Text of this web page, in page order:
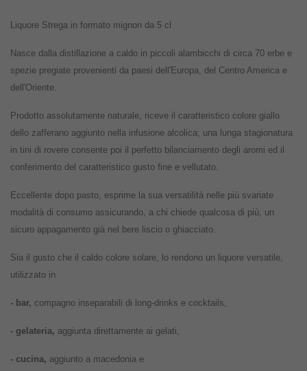
Liquore Strega in formato mignon da 5 cl
Nasce dalla distillazione a caldo in piccoli alambicchi di circa 70 erbe e
spezie pregiate provenienti da paesi dell'Europa, del Centro America e
dell'Oriente.
Prodotto assolutamente naturale, riceve il caratteristico colore giallo
dello zafferano aggiunto nella infusione alcolica; una lunga stagionatura
in tini di rovere consente poi il perfetto bilanciamento degli aromi ed il
conferimento del caratteristico gusto fine e vellutato.
Eccellente dopo pasto, esprime la sua versatilità nelle più svariate
modalità di consumo assicurando, a chi chiede qualcosa di più, un
sicuro appagamento già nel bere liscio o ghiacciato.
Sia il gusto che il caldo colore solare, lo rendono un liquore versatile,
utilizzato in
- bar, compagno inseparabili di long-drinks e cocktails,
- gelateria, aggiunta direttamente ai gelati,
- cucina, aggiunto a macedonia e